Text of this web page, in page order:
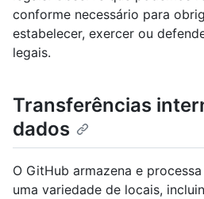
conforme necessário para
estabelecer, exercer ou
legais.
Transferências
dados
O GitHub armazena e
uma variedade de locais,